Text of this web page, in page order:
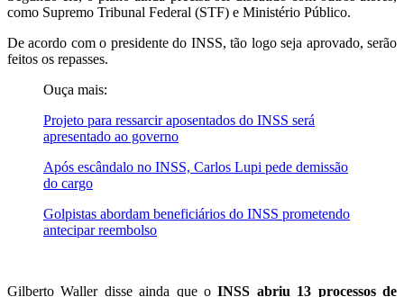
como Supremo Tribunal Federal (STF) e Ministério Público.
De acordo com o presidente do INSS, tão logo seja aprovado, serão
feitos os repasses.
Ouça mais:
Projeto para ressarcir aposentados do INSS será
apresentado ao governo
Após escândalo no INSS, Carlos Lupi pede demissão
do cargo
Golpistas abordam beneficiários do INSS prometendo
antecipar reembolso
Gilberto Waller disse ainda que oINSS abriu 13 processos de